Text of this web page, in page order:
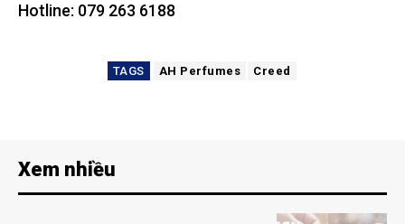
Hotline: 079 263 6188
TAGS AH Perfumes Creed
Xem nhiều